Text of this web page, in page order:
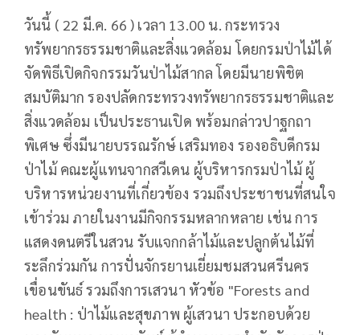
วันนี้ ( 22 มี.ค. 66 ) เวลา 13.00 น. กระทรวง
ทรัพยากรธรรมชาติและสิ่งแวดล้อม โดยกรมป่าไม้ได้
จัดพิธีเปิดกิจกรรมวันป่าไม้สากล โดยมีนายพิชิต
สมบัติมาก รองปลัดกระทรวงทรัพยากรธรรมชาติและ
สิ่งแวดล้อม เป็นประธานเปิด พร้อมกล่าวปาฐกถา
พิเศษ ซึ่งมีนายบรรณรักษ์ เสริมทอง รองอธิบดีกรม
ป่าไม้ คณะผู้แทนจากสวีเดน ผู้บริหารกรมป่าไม้ ผู้
บริหารหน่วยงานที่เกี่ยวข้อง รวมถึงประชาชนที่สนใจ
เข้าร่วม ภายในงานมีกิจกรรมหลากหลาย เช่น การ
แสดงดนตรีในสวน รับแจกกล้าไม้และปลูกต้นไม้ที่
ระลึกร่วมกัน การปั่นจักรยานเยี่ยมชมสวนศรีนคร
เขื่อนขันธ์ รวมถึงการเสวนา หัวข้อ "Forests and
health : ป่าไม้และสุขภาพ ผู้เสวนา ประกอบด้วย